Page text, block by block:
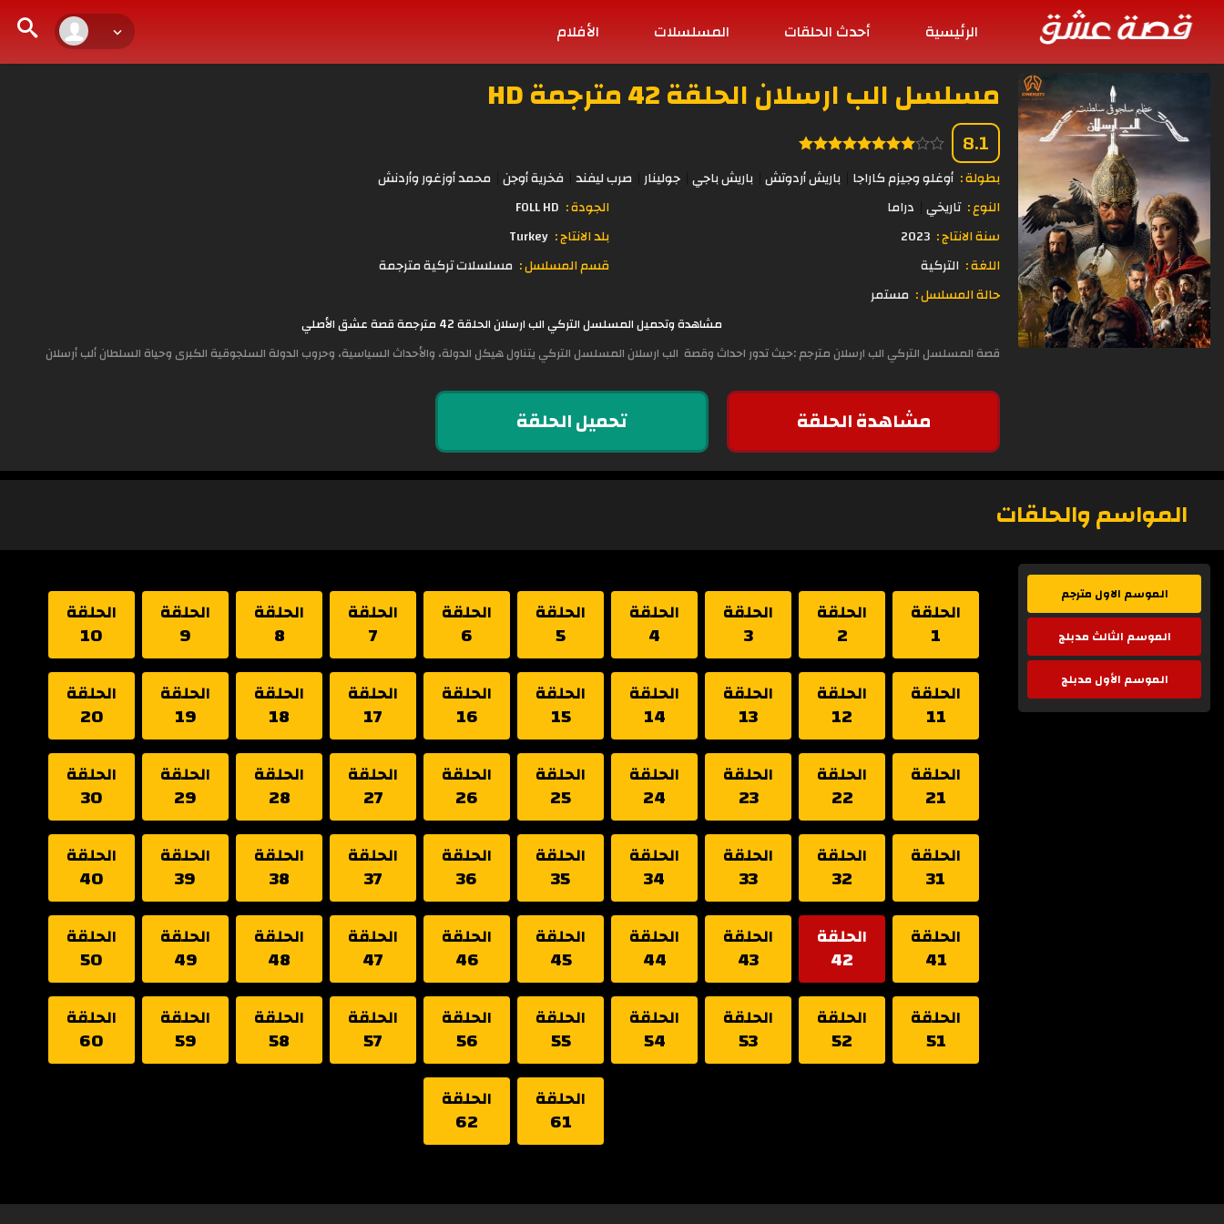
الرئيسية أحدث الحلقات المسلسلات الأفلام
مسلسل الب ارسلان الحلقة 42 مترجمة HD
8.1
بطولة : أوغلو وجيزم كاراجا باريش أردوتش باريش باجي جولينار صرب ليفند فخرية أوجن محمد أوزغور وأردنش
النوع : تاريخي دراما الجودة : FOLL HD
سنة الانتاج : 2023 بلد الانتاج : Turkey
اللغة : التركية قسم المسلسل : مسلسلات تركية مترجمة
حالة المسلسل : مستمر
مشاهدة وتحميل المسلسل التركي الب ارسلان الحلقة 42 مترجمة قصة عشق الأصلي
قصة المسلسل التركي الب ارسلان مترجم :حيث تدور احداث وقصة الب ارسلان المسلسل التركي يتناول هيكل الدولة، والأحداث السياسية، وحروب الدولة السلجوقية الكبرى وحياة السلطان ألب أرسلان
مشاهدة الحلقة تحميل الحلقة
المواسم والحلقات
الموسم الاول مترجم
الموسم الثالث مدبلج
الموسم الأول مدبلج
الحلقة
1
الحلقة
2
الحلقة
3
الحلقة
4
الحلقة
5
الحلقة
6
الحلقة
7
الحلقة
8
الحلقة
9
الحلقة
10
الحلقة
11
الحلقة
12
الحلقة
13
الحلقة
14
الحلقة
15
الحلقة
16
الحلقة
17
الحلقة
18
الحلقة
19
الحلقة
20
الحلقة
21
الحلقة
22
الحلقة
23
الحلقة
24
الحلقة
25
الحلقة
26
الحلقة
27
الحلقة
28
الحلقة
29
الحلقة
30
الحلقة
31
الحلقة
32
الحلقة
33
الحلقة
34
الحلقة
35
الحلقة
36
الحلقة
37
الحلقة
38
الحلقة
39
الحلقة
40
الحلقة
41
الحلقة
42
الحلقة
43
الحلقة
44
الحلقة
45
الحلقة
46
الحلقة
47
الحلقة
48
الحلقة
49
الحلقة
50
الحلقة
51
الحلقة
52
الحلقة
53
الحلقة
54
الحلقة
55
الحلقة
56
الحلقة
57
الحلقة
58
الحلقة
59
الحلقة
60
الحلقة
61
الحلقة
62